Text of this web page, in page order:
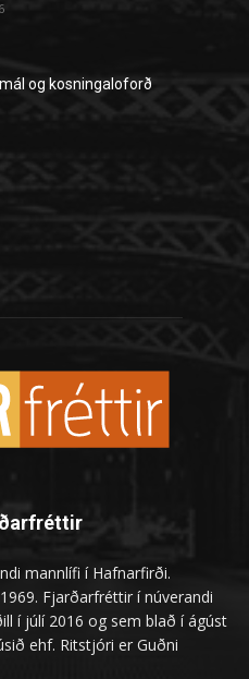
og kosningaloforð
mannlífi í Hafnarfirði.
Fjarðarfréttir í núverandi
í júlí 2016 og sem blað í ágúst
ehf. Ritstjóri er Guðni